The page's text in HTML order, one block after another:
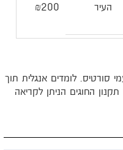
העיר
₪200
עם המורה נעמי סורטיס. לומדים אנגלית תוך
החוגים הניתן לקריאה